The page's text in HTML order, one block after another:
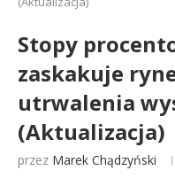
Stopy
zaskakuje
utrwalenia
(Aktualizacja)
przez Marek Chądzyński